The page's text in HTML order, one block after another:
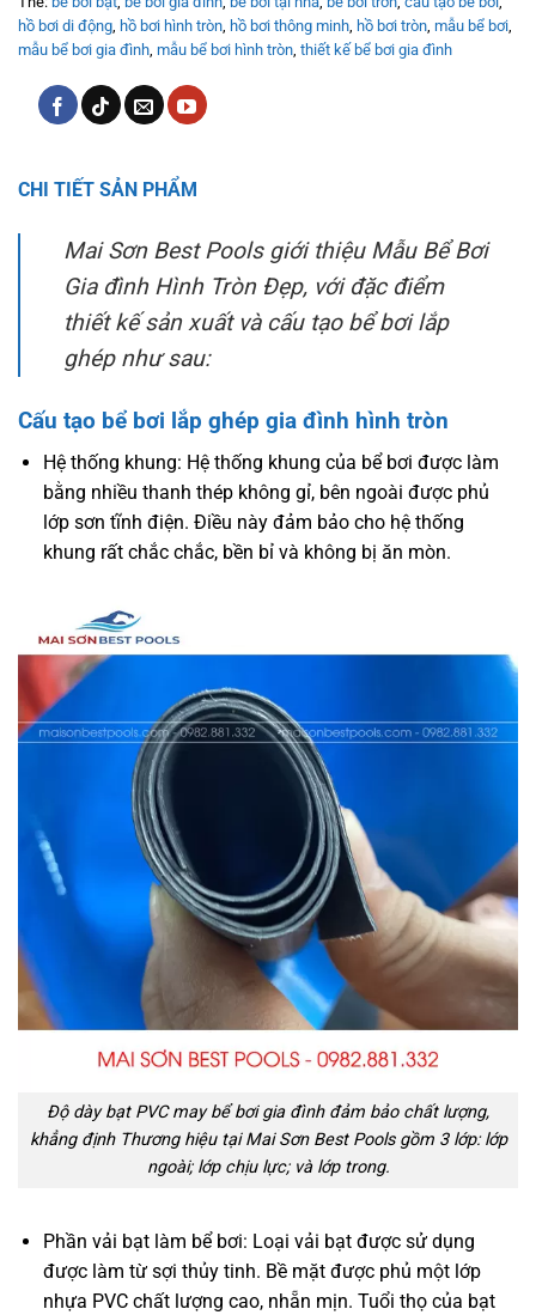
hồ bơi di động, hồ bơi hình tròn, hồ bơi thông minh, hồ bơi tròn, mẫu bể bơi,
mẫu bể bơi gia đình, mẫu bể bơi hình tròn, thiết kế bể bơi gia đình
CHI TIẾT SẢN PHẨM
Mai Sơn Best Pools giới thiệu Mẫu Bể Bơi
Gia đình Hình Tròn Đẹp, với đặc điểm
thiết kế sản xuất và cấu tạo bể bơi lắp
ghép như sau:
Cấu tạo bể bơi lắp ghép gia đình hình tròn
Hệ thống khung: Hệ thống khung của bể bơi được làm
bằng nhiều thanh thép không gỉ, bên ngoài được phủ
lớp sơn tĩnh điện. Điều này đảm bảo cho hệ thống
khung rất chắc chắc, bền bỉ và không bị ăn mòn.
Độ dày bạt PVC may bể bơi gia đình đảm bảo chất lượng,
khẳng định Thương hiệu tại Mai Sơn Best Pools gồm 3 lớp: lớp
ngoài; lớp chịu lực; và lớp trong.
Phần vải bạt làm bể bơi: Loại vải bạt được sử dụng
được làm từ sợi thủy tinh. Bề mặt được phủ một lớp
nhựa PVC chất lượng cao, nhẵn mịn. Tuổi thọ của bạt